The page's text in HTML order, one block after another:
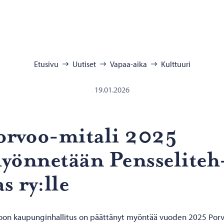
Etusivu Uutiset Vapaa-aika Kulttuuri
19.01.2026
​mitali 2025
ry:lle
kaupunginhallitus on päättänyt myöntää vuoden 2025